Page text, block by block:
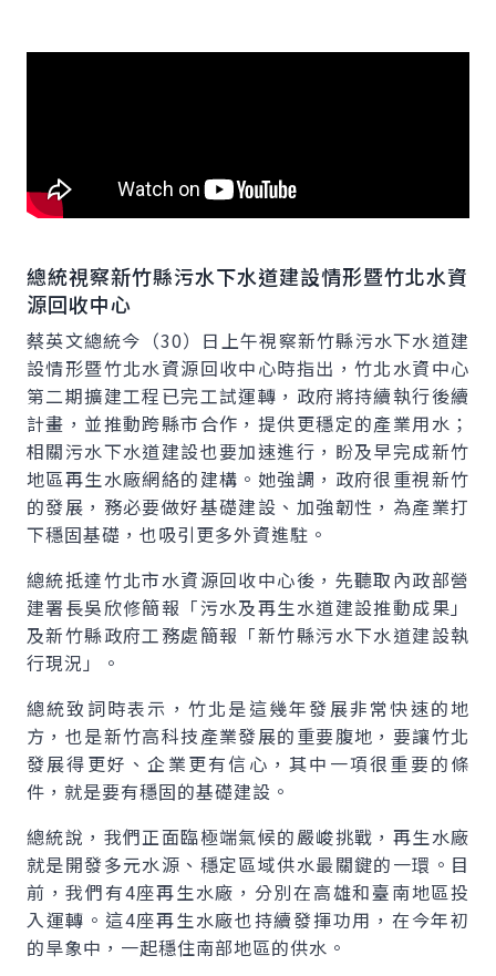
總統視察新竹縣污水下水道建設情形暨竹北水資
源回收中心
蔡英文總統今（30）日上午視察新竹縣污水下水道建
設情形暨竹北水資源回收中心時指出，竹北水資中心
第二期擴建工程已完工試運轉，政府將持續執行後續
計畫，並推動跨縣市合作，提供更穩定的產業用水；
相關污水下水道建設也要加速進行，盼及早完成新竹
地區再生水廠網絡的建構。她強調，政府很重視新竹
的發展，務必要做好基礎建設、加強韌性，為產業打
下穩固基礎，也吸引更多外資進駐。
總統抵達竹北市水資源回收中心後，先聽取內政部營
建署長吳欣修簡報「污水及再生水道建設推動成果」
及新竹縣政府工務處簡報「新竹縣污水下水道建設執
行現況」。
總統致詞時表示，竹北是這幾年發展非常快速的地
方，也是新竹高科技產業發展的重要腹地，要讓竹北
發展得更好、企業更有信心，其中一項很重要的條
件，就是要有穩固的基礎建設。
總統說，我們正面臨極端氣候的嚴峻挑戰，再生水廠
就是開發多元水源、穩定區域供水最關鍵的一環。目
前，我們有4座再生水廠，分別在高雄和臺南地區投
入運轉。這4座再生水廠也持續發揮功用，在今年初
的旱象中，一起穩住南部地區的供水。